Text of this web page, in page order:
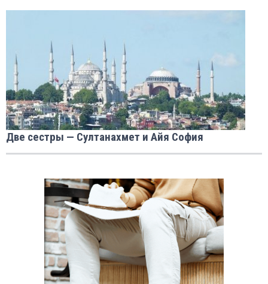
Две сестры — Султанахмет и Айя София